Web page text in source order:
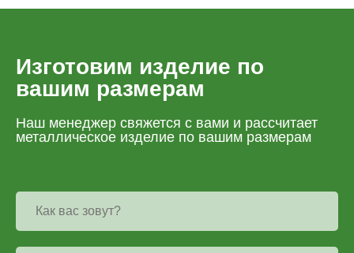
Изготовим изделие по
вашим размерам
Наш менеджер свяжется с вами и рассчитает
металлическое изделие по вашим размерам